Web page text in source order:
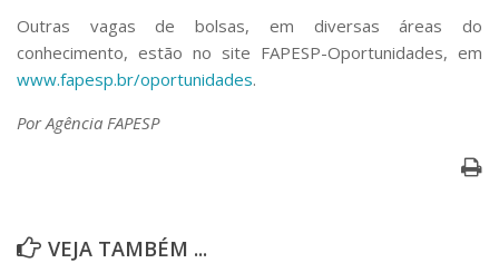
Outras vagas de bolsas, em diversas áreas do
conhecimento, estão no site FAPESP-Oportunidades, em
www.fapesp.br/oportunidades.
Por Agência FAPESP
VEJA TAMBÉM ...